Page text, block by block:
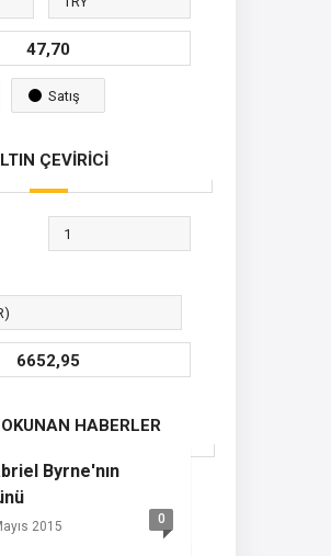
47,70
Satış
ÇEVİRİCİ
6652,95
HABERLER
Byrne'nın
2015 0